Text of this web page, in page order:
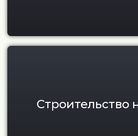
Строительство